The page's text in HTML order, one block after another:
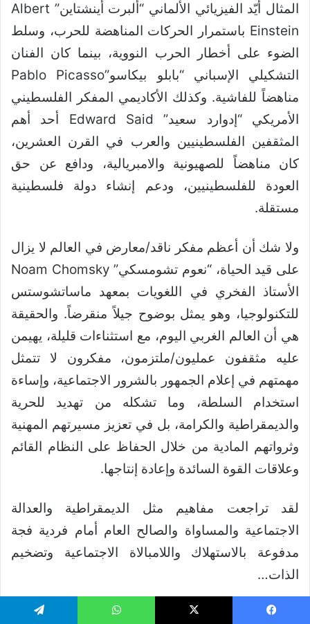
المثال أيّد الفيزيائي الألماني “ألبرت أينشتاين” Albert
Einstein باستمرار الحركات المناهضة للحرب، وسلط
الضوء على أخطار الحرب النووية، بينما كان الفنان
التشكيلي الإسباني “بابلو بيكاسو”Pablo Picasso
مناهضاً للفاشية. وكذلك الأكاديمي المفكر الفلسطيني
الأمريكي “إدوارد سعيد” Edward Said أحد أهم
المثقفين الفلسطينيين والعرب في القرن العشرين،
كان مناهضاً للصهيونية والامبريالية، ودافع عن حق
العودة للفلسطينيين، ودعم إنشاء دولة فلسطينية
مستقلة.
ولا شك أن أعظم مفكر ناقد/معارض في العالم لا يزال
على قيد الحياة، “نعوم تشومسكي” Noam Chomsky
الأستاذ الفخري في اللغويات بمعهد ماساتشوستس
للتكنولوجيا، وهو يمثل بوضوح جيلاً منقرضاً. والحقيقة
هي أن العالم الغربي اليوم، مع استثناءات قليلة، يهيمن
عليه مثقفون عمليون/ملتزمون، مفكرون لا تتمثل
مهمتهم في إعلام الجمهور بالشرور الاجتماعية، وإساءة
استخدام السلطة، وما تشكله من تهديد للحرية
والديمقراطية والكرامة، بل في تعزيز مسيرتهم المهنية
وثرواتهم المادية من خلال الحفاظ على النظام القائم
وعلاقات القوة السائدة وإعادة إنتاجها.
لقد تراجعت مفاهيم مثل الديمقراطية والعدالة
الاجتماعية والمساواة والصالح العام أمام فردية فجة
مدفوعة بالاستهلاك واللامبالاة الاجتماعية وتضخيم
الذات…
والحقيقة هي أن العالم الغربي اليوم، مع استثناءات